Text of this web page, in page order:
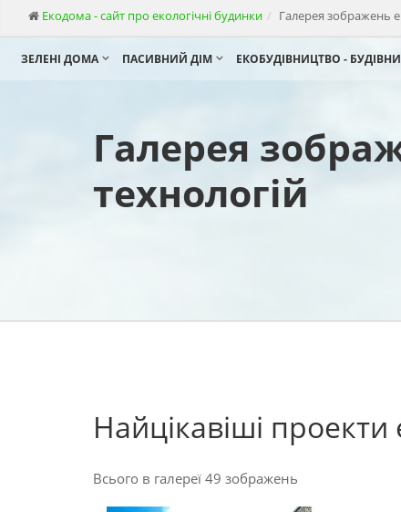
Екодома - сайт про екологічні будинки Галерея зображень
ЗЕЛЕНІ ДОМА ПАСИВНИЙ ДІМ ЕКОБУДІВНИЦТВО -
Галерея
технологій
Найцікавіші проекти
Всього в галереї 49 зображень